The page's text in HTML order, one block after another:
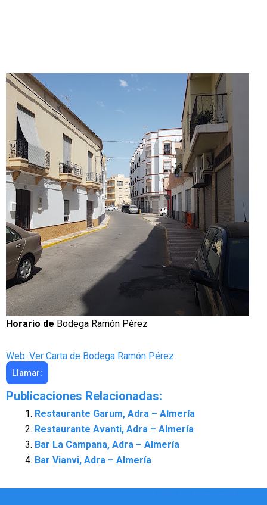
Horario de Bodega Ramón Pérez
Web: Ver Carta de Bodega Ramón Pérez
Llamar:
Publicaciones Relacionadas:
Restaurante Garum, Adra – Almería
Restaurante Avanti, Adra – Almería
Bar La Campana, Adra – Almería
Bar Vianvi, Adra – Almería